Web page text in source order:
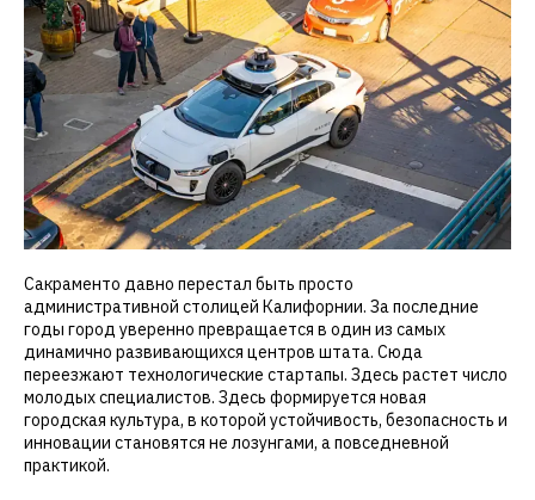
Сакраменто давно перестал быть просто
административной столицей Калифорнии. За последние
годы город уверенно превращается в один из самых
динамично развивающихся центров штата. Сюда
переезжают технологические стартапы. Здесь растет число
молодых специалистов. Здесь формируется новая
городская культура, в которой устойчивость, безопасность и
инновации становятся не лозунгами, а повседневной
практикой.